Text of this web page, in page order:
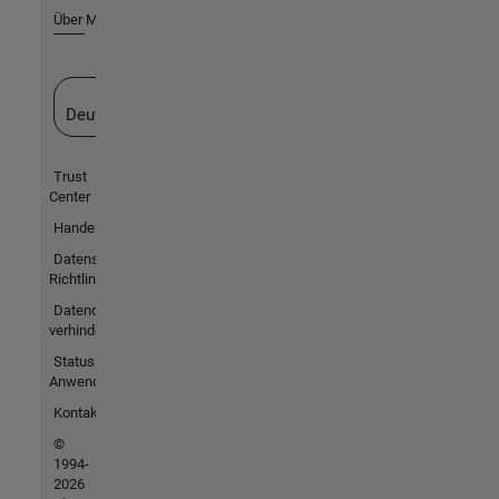
Über MathWorks
Deutschland
Trust
Center
Handelsmarken
Datenschutz-
Richtlinien
Datendiebstahl
verhindern
Status von
Anwendungen
Kontakt
©
1994-
2026